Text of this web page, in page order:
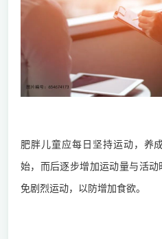
肥胖儿童应每日坚持运动，养
始，而后逐步增加运动量与活
免剧烈运动，以防增加食欲。